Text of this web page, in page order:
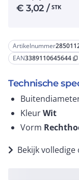
Artikelnummer
EAN3389110645644 content_copy
Technische
KleurWit
Vorm
Bekijk
€3,02 / STK